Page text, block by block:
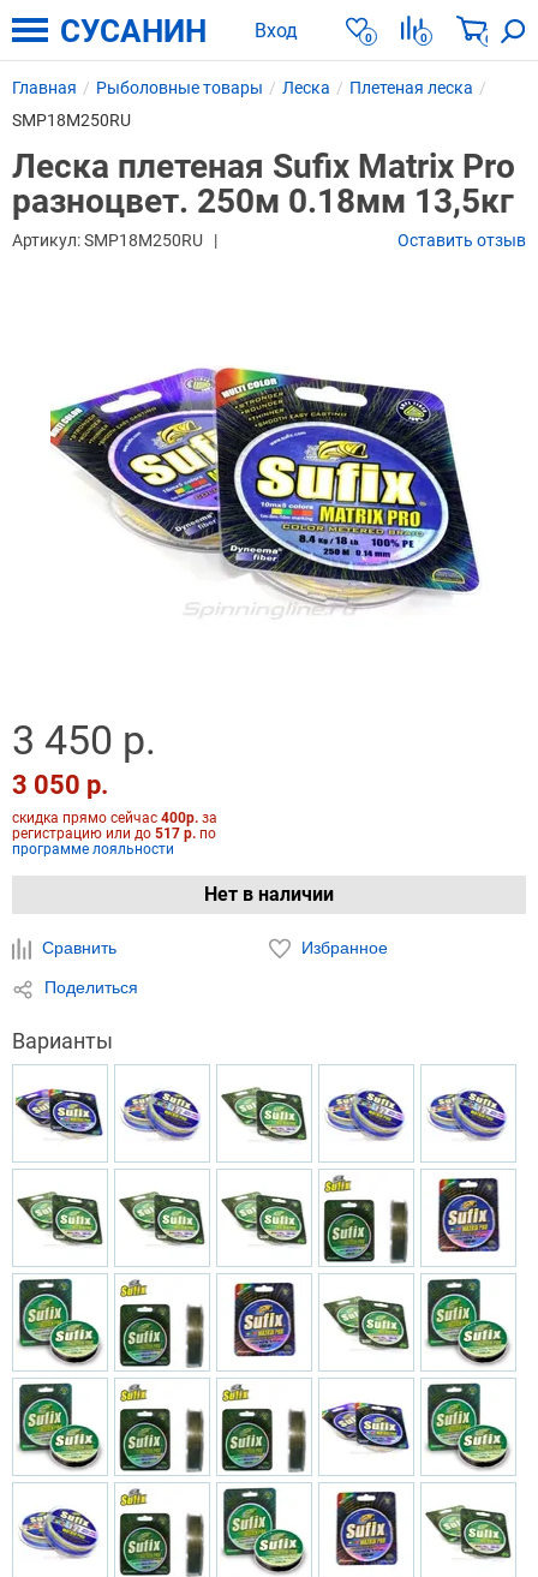
Вход 0 0 0
СУСАНИН
Главная Рыболовные товары Леска
Плетеная леска
SMP18M250RU
Леска плетеная Sufix Matrix Pro
разноцвет. 250м 0.18мм 13,5кг
Артикул:SMP18M250RU Оставить отзыв
3 450 р.
3 050 р.
скидка прямо сейчас 400р. за
регистрацию или до 517 р. по
программе лояльности
Нет в наличии
Сравнить Избранное
Поделиться
Варианты